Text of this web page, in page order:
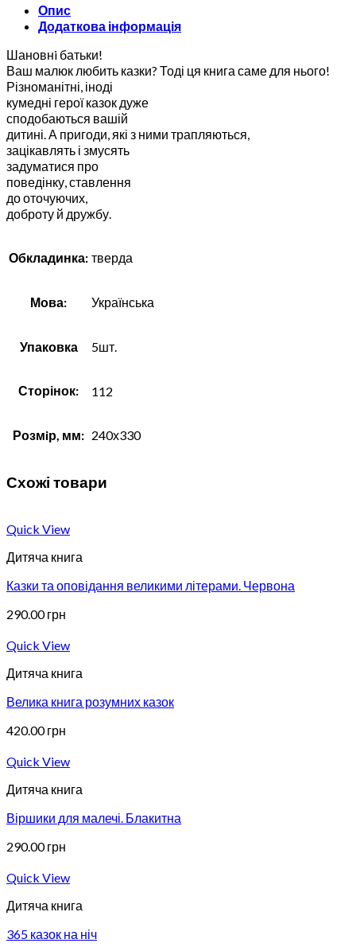
Опис
Додаткова інформація
Шановнi батьки!
Ваш малюк любить казки? Тоді ця книга саме для нього!
Різноманітні, іноді
кумедні герої казок дуже
сподобаються вашій
дитині. А пригоди, які з ними трапляються,
зацікавлять і змусять
задуматися про
поведінку, ставлення
до оточуючих,
доброту й дружбу.
Обкладинка: тверда
Мова: Українська
Упаковка 5шт.
Сторінок: 112
Розмiр, мм: 240х330
Схожі товари
Quick View
Дитяча книга
Казки та оповідання великими літерами. Червона
290.00грн
Quick View
Дитяча книга
Велика книга розумних казок
420.00грн
Quick View
Дитяча книга
Віршики для малечі. Блакитна
290.00грн
Quick View
Дитяча книга
365 казок на ніч